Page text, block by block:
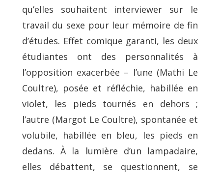
qu’elles souhaitent interviewer sur le
travail du sexe pour leur mémoire de fin
d’études. Effet comique garanti, les deux
étudiantes ont des personnalités à
l’opposition exacerbée – l’une (Mathi Le
Coultre), posée et réfléchie, habillée en
violet, les pieds tournés en dehors ;
l’autre (Margot Le Coultre), spontanée et
volubile, habillée en bleu, les pieds en
dedans. À la lumière d’un lampadaire,
elles débattent, se questionnent, se